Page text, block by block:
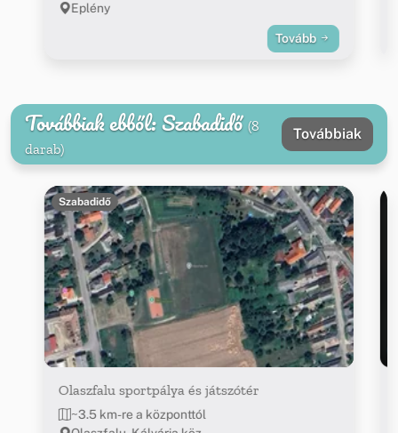
Eplény
Tovább
Továbbiak ebből: Szabadidő (8
darab)
Továbbiak
Szabadidő
Olaszfalu sportpálya és játszótér
~3.5 km-re a központtól